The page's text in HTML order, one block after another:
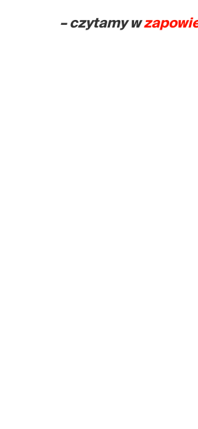
– czytamy w